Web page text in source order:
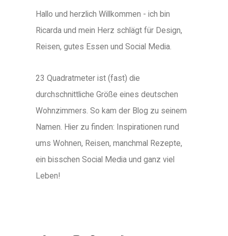
Hallo und herzlich Willkommen - ich bin
Ricarda und mein Herz schlägt für Design,
Reisen, gutes Essen und Social Media.
23 Quadratmeter ist (fast) die
durchschnittliche Größe eines deutschen
Wohnzimmers. So kam der Blog zu seinem
Namen. Hier zu finden: Inspirationen rund
ums Wohnen, Reisen, manchmal Rezepte,
ein bisschen Social Media und ganz viel
Leben!